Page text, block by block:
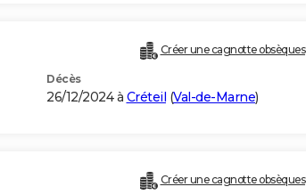
Créer une cagnotte obsèques
Décès
26/12/2024 à Créteil (Val-de-Marne)
Créer une cagnotte obsèques